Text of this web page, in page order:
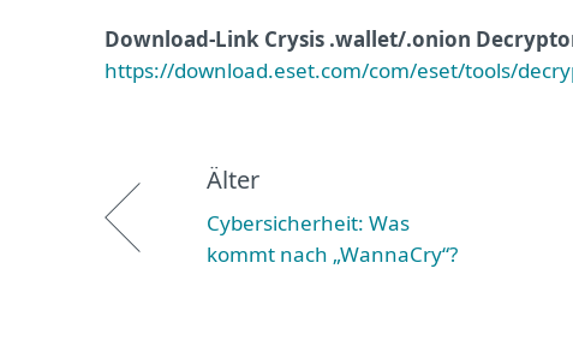
Download-Link Crysis .wallet/.onion
https://download.eset.com/com/eset/tools/
Älter
Cybersicherheit: Was
kommt nach „WannaCry“?